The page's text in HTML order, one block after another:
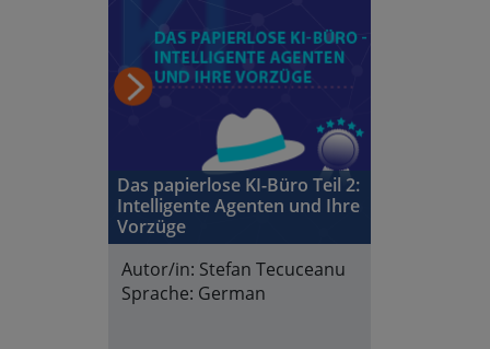
Das papierlose KI-Büro Teil 2:
Intelligente Agenten und Ihre
Vorzüge
Autor/in: Stefan Tecuceanu
Sprache: German